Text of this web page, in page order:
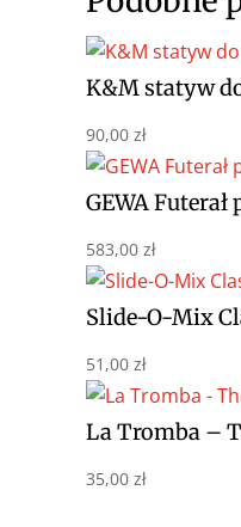
K&M statyw
90,00 zł
GEWA
583,00 zł
Slide-O-Mix
51,00 zł
La Tromba –
35,00 zł